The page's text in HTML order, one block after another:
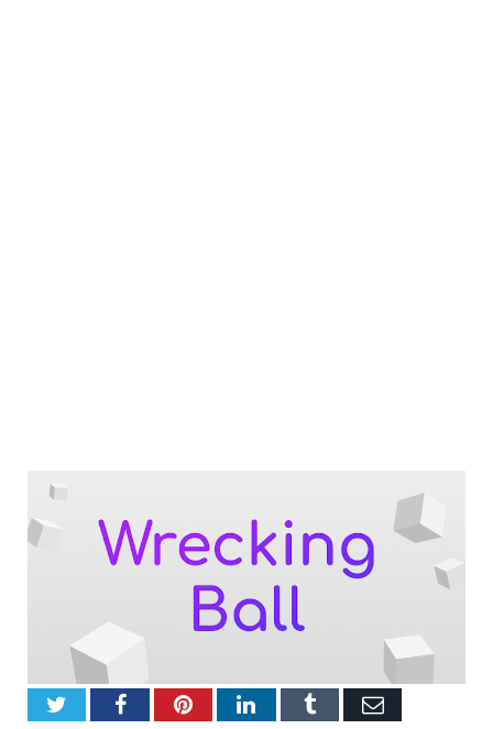
TwitterFacebookPinterestLinkedInTumblrEmail